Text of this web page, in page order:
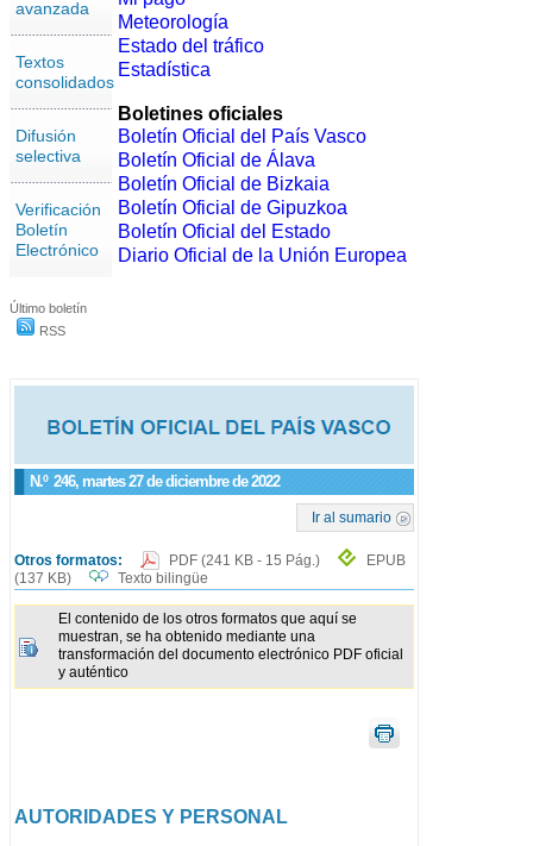
avanzada
Textos
consolidados
Difusión
selectiva
Verificación
Boletín
Electrónico
Último boletín
RSS
N.º 246, martes 27 de diciembre de 2022
Ir al sumario
Otros formatos: PDF (241 KB - 15 Pág.)
EPUB
(137 KB)
Texto bilingüe
El contenido de los otros formatos que aquí se
muestran, se ha obtenido mediante una
transformación del documento electrónico PDF oficial
y auténtico
AUTORIDADES Y PERSONAL
Meteorología
Estado del tráfico
Estadística
Boletines oficiales
Boletín Oficial del País Vasco
Boletín Oficial de Álava
Boletín Oficial de Bizkaia
Boletín Oficial de Gipuzkoa
Boletín Oficial del Estado
Diario Oficial de la Unión Europea